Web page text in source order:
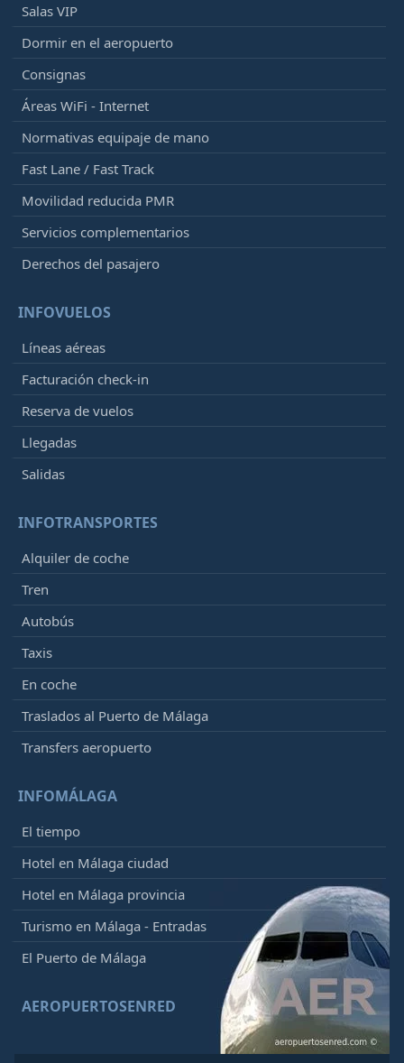
Salas VIP
Dormir en el aeropuerto
Consignas
Áreas WiFi - Internet
Normativas equipaje de mano
Fast Lane / Fast Track
Movilidad reducida PMR
Servicios complementarios
Derechos del pasajero
INFOVUELOS
Líneas aéreas
Facturación check-in
Reserva de vuelos
Llegadas
Salidas
INFOTRANSPORTES
Alquiler de coche
Tren
Autobús
Taxis
En coche
Traslados al Puerto de Málaga
Transfers aeropuerto
INFOMÁLAGA
El tiempo
Hotel en Málaga ciudad
Hotel en Málaga provincia
Turismo en Málaga - Entradas
El Puerto de Málaga
AEROPUERTOSENRED